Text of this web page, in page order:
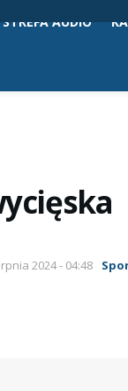
STREFA AUDIO
2024 - 04:48